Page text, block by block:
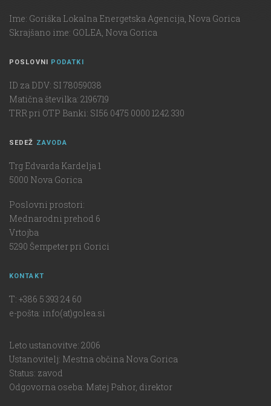
Ime: Goriška Lokalna Energetska Agencija, Nova Gorica
Skrajšano ime: GOLEA, Nova Gorica
POSLOVNI PODATKI
ID za DDV: SI 78059038
Matična številka: 2196719
TRR pri OTP Banki: SI56 0475 0000 1242 330
SEDEŽ ZAVODA
Trg Edvarda Kardelja 1
5000 Nova Gorica
Poslovni prostori:
Mednarodni prehod 6
Vrtojba
5290 Šempeter pri Gorici
KONTAKT
T: +386 5 393 24 60
e-pošta: info(at)golea.si
Leto ustanovitve: 2006
Ustanovitelj: Mestna občina Nova Gorica
Status: zavod
Odgovorna oseba: Matej Pahor, direktor